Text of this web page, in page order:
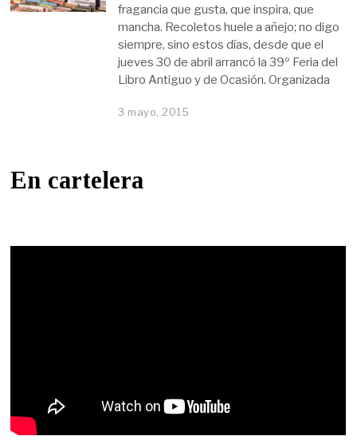
fragancia que gusta, que inspira, que
mancha. Recoletos huele a añejo; no digo
siempre, sino estos días, desde que el
jueves 30 de abril arrancó la 39º Feria del
Libro Antiguo y de Ocasión. Organizada
3 mayo, 2015
En cartelera